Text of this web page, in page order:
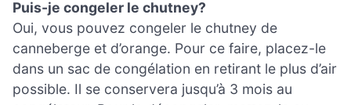
Puis-je congeler le chutney?
Oui, vous pouvez congeler le chutney de
canneberge et d’orange. Pour ce faire, placez-le
dans un sac de congélation en retirant le plus d’air
possible. Il se conservera jusqu’à 3 mois au